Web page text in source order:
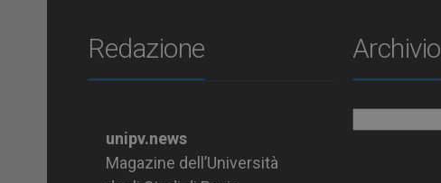
Redazione
unipv.news
Magazine dell’Università
Archivio